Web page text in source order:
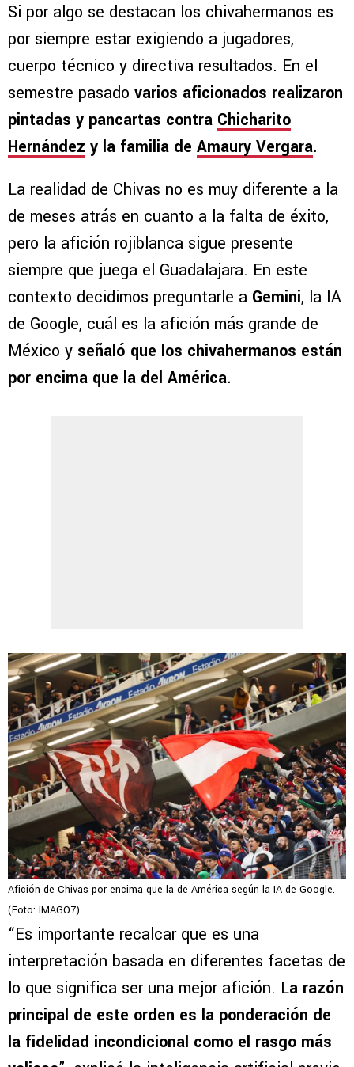
Si por algo se destacan los chivahermanos es
por siempre estar exigiendo a jugadores,
cuerpo técnico y directiva resultados. En el
semestre pasado varios aficionados realizaron
pintadas y pancartas contra Chicharito
Hernández y la familia de Amaury Vergara.
La realidad de Chivas no es muy diferente a la
de meses atrás en cuanto a la falta de éxito,
pero la afición rojiblanca sigue presente
siempre que juega el Guadalajara. En este
contexto decidimos preguntarle a Gemini, la IA
de Google, cuál es la afición más grande de
México y señaló que los chivahermanos están
por encima que la del América.
Afición de Chivas por encima que la de América según la IA de Google.
(Foto: IMAGO7)
“Es importante recalcar que es una
interpretación basada en diferentes facetas de
lo que significa ser una mejor afición. La razón
principal de este orden es la ponderación de
la fidelidad incondicional como el rasgo más